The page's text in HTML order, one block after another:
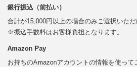
銀行振込（前払い）
合計が15,000円以上の場合のみご選択いただ
※振込手数料はお客様負担となります。
Amazon Pay
お持ちのAmazonアカウントの情報を使って